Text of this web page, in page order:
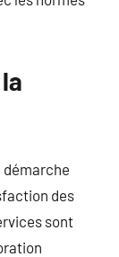
démarche
des
sont